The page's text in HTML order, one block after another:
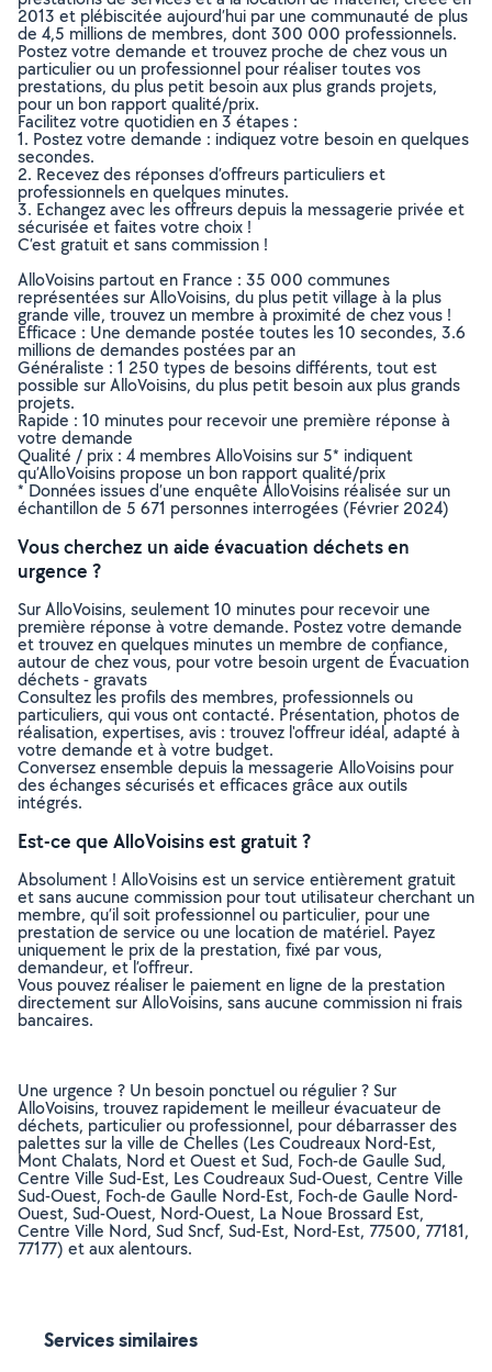
2013 et plébiscitée aujourd’hui par une communauté de plus
de 4,5 millions de membres, dont 300 000 professionnels.
Postez votre demande et trouvez proche de chez vous un
particulier ou un professionnel pour réaliser toutes vos
prestations, du plus petit besoin aux plus grands projets,
pour un bon rapport qualité/prix.
Facilitez votre quotidien en 3 étapes :
1. Postez votre demande : indiquez votre besoin en quelques
secondes.
2. Recevez des réponses d’offreurs particuliers et
professionnels en quelques minutes.
3. Echangez avec les offreurs depuis la messagerie privée et
sécurisée et faites votre choix !
C’est gratuit et sans commission !
AlloVoisins partout en France : 35 000 communes
représentées sur AlloVoisins, du plus petit village à la plus
grande ville, trouvez un membre à proximité de chez vous !
Efficace : Une demande postée toutes les 10 secondes, 3.6
millions de demandes postées par an
Généraliste : 1 250 types de besoins différents, tout est
possible sur AlloVoisins, du plus petit besoin aux plus grands
projets.
Rapide : 10 minutes pour recevoir une première réponse à
votre demande
Qualité / prix : 4 membres AlloVoisins sur 5* indiquent
qu’AlloVoisins propose un bon rapport qualité/prix
* Données issues d’une enquête AlloVoisins réalisée sur un
échantillon de 5 671 personnes interrogées (Février 2024)
Vous cherchez un aide évacuation déchets en
urgence ?
Sur AlloVoisins, seulement 10 minutes pour recevoir une
première réponse à votre demande. Postez votre demande
et trouvez en quelques minutes un membre de confiance,
autour de chez vous, pour votre besoin urgent de Évacuation
déchets - gravats
Consultez les profils des membres, professionnels ou
particuliers, qui vous ont contacté. Présentation, photos de
réalisation, expertises, avis : trouvez l'offreur idéal, adapté à
votre demande et à votre budget.
Conversez ensemble depuis la messagerie AlloVoisins pour
des échanges sécurisés et efficaces grâce aux outils
intégrés.
Est-ce que AlloVoisins est gratuit ?
Absolument ! AlloVoisins est un service entièrement gratuit
et sans aucune commission pour tout utilisateur cherchant un
membre, qu’il soit professionnel ou particulier, pour une
prestation de service ou une location de matériel. Payez
uniquement le prix de la prestation, fixé par vous,
demandeur, et l’offreur.
Vous pouvez réaliser le paiement en ligne de la prestation
directement sur AlloVoisins, sans aucune commission ni frais
bancaires.
Une urgence ? Un besoin ponctuel ou régulier ? Sur
AlloVoisins, trouvez rapidement le meilleur évacuateur de
déchets, particulier ou professionnel, pour débarrasser des
palettes sur la ville de Chelles (Les Coudreaux Nord-Est,
Mont Chalats, Nord et Ouest et Sud, Foch-de Gaulle Sud,
Centre Ville Sud-Est, Les Coudreaux Sud-Ouest, Centre Ville
Sud-Ouest, Foch-de Gaulle Nord-Est, Foch-de Gaulle Nord-
Ouest, Sud-Ouest, Nord-Ouest, La Noue Brossard Est,
Centre Ville Nord, Sud Sncf, Sud-Est, Nord-Est, 77500, 77181,
77177) et aux alentours.
Services similaires